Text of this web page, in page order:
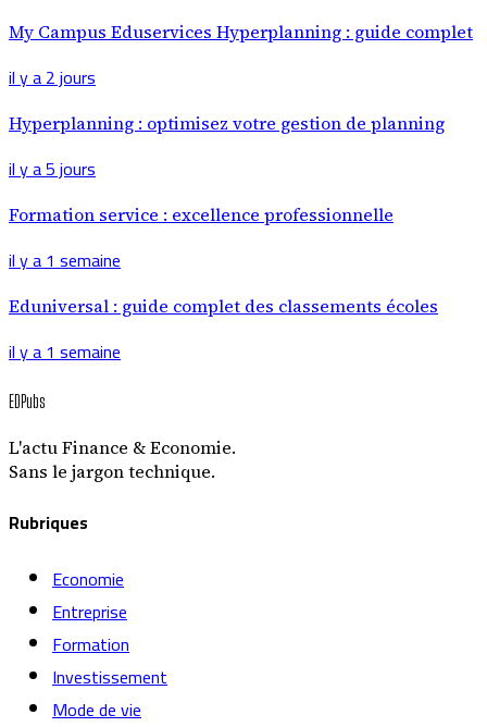
My Campus Eduservices Hyperplanning : guide complet
il y a 2 jours
Hyperplanning : optimisez votre gestion de planning
il y a 5 jours
Formation service : excellence professionnelle
il y a 1 semaine
Eduniversal : guide complet des classements écoles
il y a 1 semaine
EDPubs
L'actu Finance & Economie.
Sans le jargon technique.
Rubriques
Economie
Entreprise
Formation
Investissement
Mode de vie